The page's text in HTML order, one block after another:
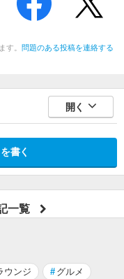
す。 問題のある投稿を連絡する
開く
書く
一覧
ウンジ # グルメ